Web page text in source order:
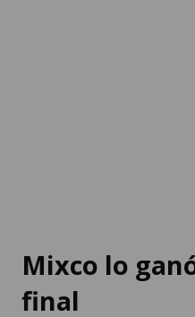
Mixco lo
final